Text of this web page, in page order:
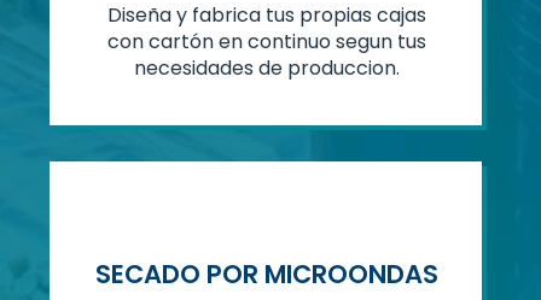
Diseña y fabrica tus propias cajas
con cartón en continuo segun tus
necesidades de produccion.
SECADO POR MICROONDAS